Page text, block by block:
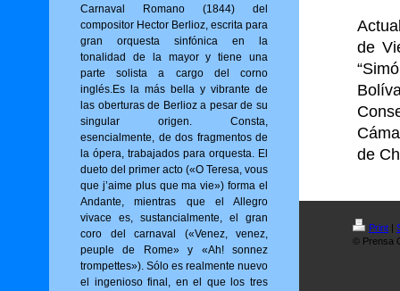
Carnaval Romano (1844) del
compositor Hector Berlioz, escrita para
gran orquesta sinfónica en la
tonalidad de la mayor y tiene una
parte solista a cargo del corno
inglés.Es la más bella y vibrante de
las oberturas de Berlioz a pesar de su
singular origen. Consta,
esencialmente, de dos fragmentos de
la ópera, trabajados para orquesta. El
dueto del primer acto («O Tere­sa, vous
que j’aime plus que ma vie») for­ma el
Andante, mientras que el Allegro
vivace es, sustancialmente, el gran
coro del carnaval («Venez, venez,
peuple de Rome» y «Ah! sonnez
trompettes»). Sólo es realmente nuevo
el ingenioso final, en el que los tres
de
de
Print |
© Prensa